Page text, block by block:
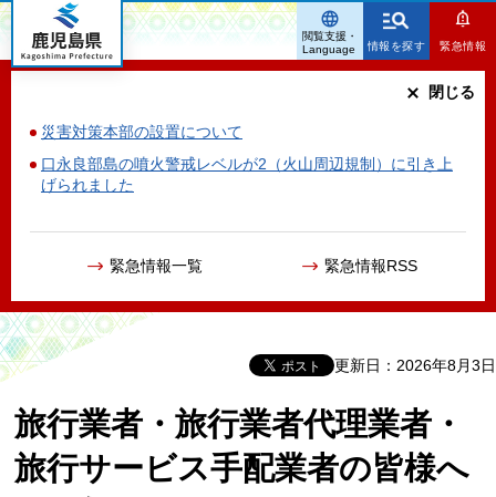
鹿児島県
情報を探す 緊急情報
災害対策本部の設置について
口永良部島の噴火警戒レベルが2（火山周辺規制）に引き上
げられました
緊急情報一覧 緊急情報RSS
閉じる
閲覧支援・
Language
更新日：2026年8月3日
旅行業者・旅行業者代理業者・
旅行サービス手配業者の皆様へ